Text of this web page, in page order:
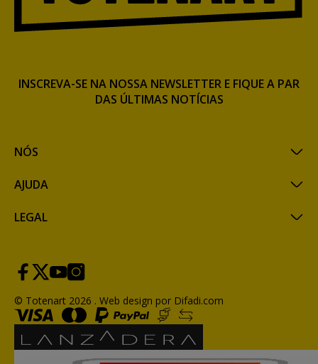
NÓS
AJUDA
LEGAL
INSCREVA-SE NA NOSSA NEWSLETTER E FIQUE A PAR
DAS ÚLTIMAS NOTÍCIAS
© Totenart 2026 . Web design por Difadi.com